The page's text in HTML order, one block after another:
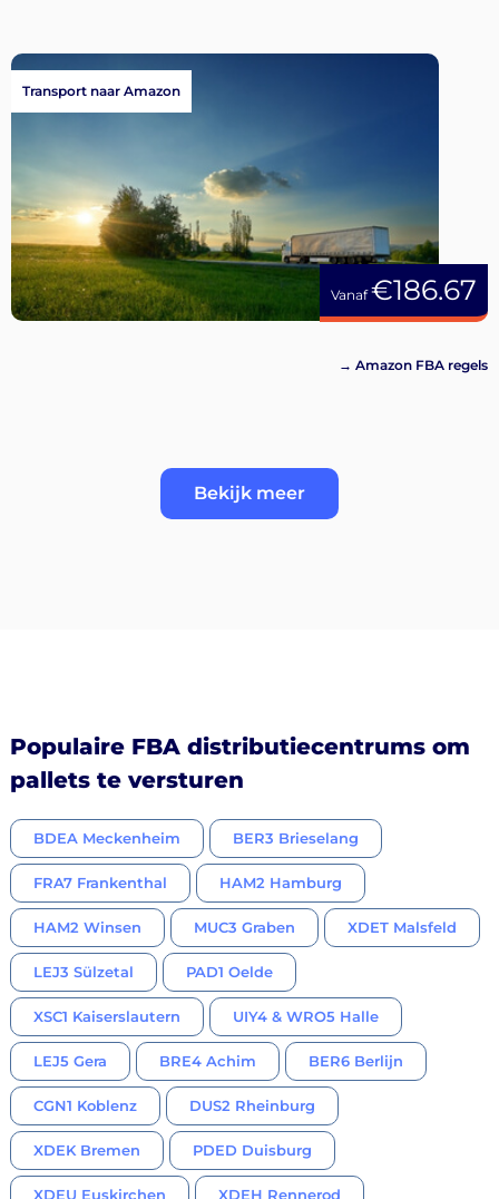
Vanaf€186.67
Transport naar Amazon
→ Amazon FBA regels
Bekijk meer
Populaire FBA distributiecentrums om
pallets te versturen
BDEA Meckenheim BER3 Brieselang
FRA7 Frankenthal HAM2 Hamburg
HAM2 Winsen MUC3 Graben XDET Malsfeld
LEJ3 Sülzetal PAD1 Oelde
XSC1 Kaiserslautern UIY4 & WRO5 Halle
LEJ5 Gera BRE4 Achim BER6 Berlijn
CGN1 Koblenz DUS2 Rheinburg
XDEK Bremen PDED Duisburg
XDEU Euskirchen XDEH Rennerod